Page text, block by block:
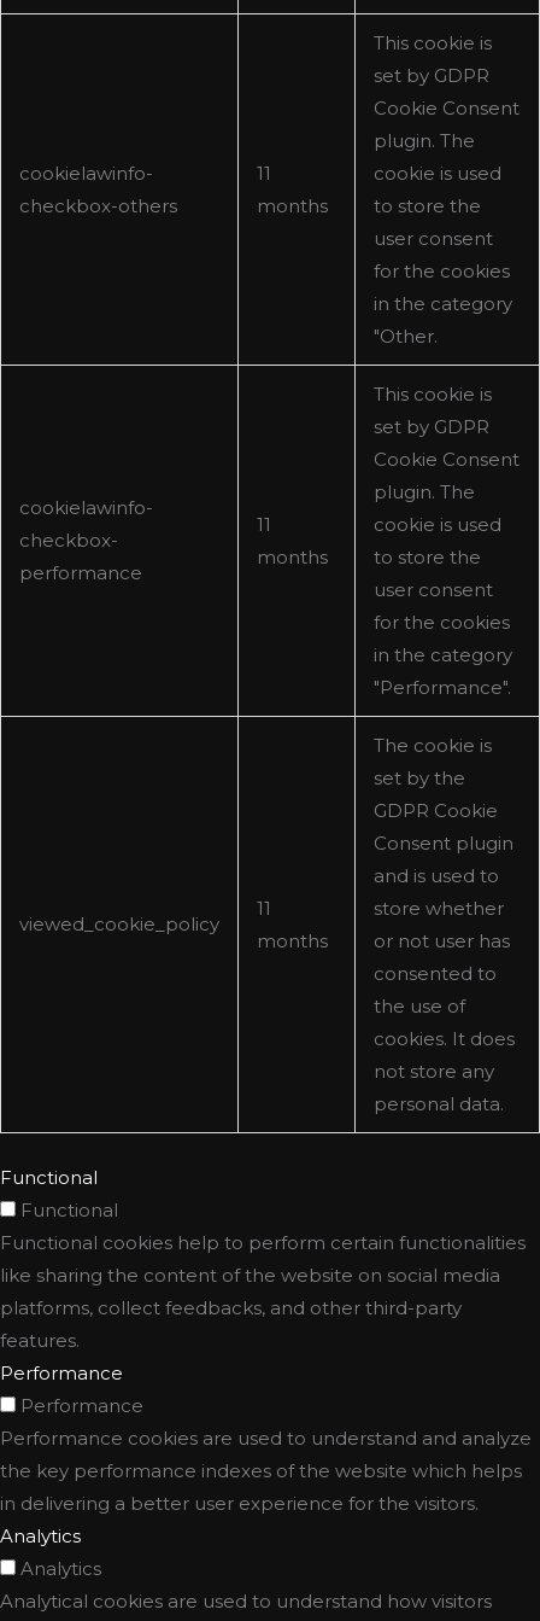
cookielawinfo-
checkbox-others
11
months
This cookie is
set by GDPR
Cookie Consent
plugin. The
cookie is used
to store the
user consent
for the cookies
in the category
"Other.
cookielawinfo-
checkbox-
performance
11
months
This cookie is
set by GDPR
Cookie Consent
plugin. The
cookie is used
to store the
user consent
for the cookies
in the category
"Performance".
viewed_cookie_policy
11
months
The cookie is
set by the
GDPR Cookie
Consent plugin
and is used to
store whether
or not user has
consented to
the use of
cookies. It does
not store any
personal data.
Functional
Functional
Functional cookies help to perform certain functionalities
like sharing the content of the website on social media
platforms, collect feedbacks, and other third-party
features.
Performance
Performance
Performance cookies are used to understand and analyze
the key performance indexes of the website which helps
in delivering a better user experience for the visitors.
Analytics
Analytics
Analytical cookies are used to understand how visitors